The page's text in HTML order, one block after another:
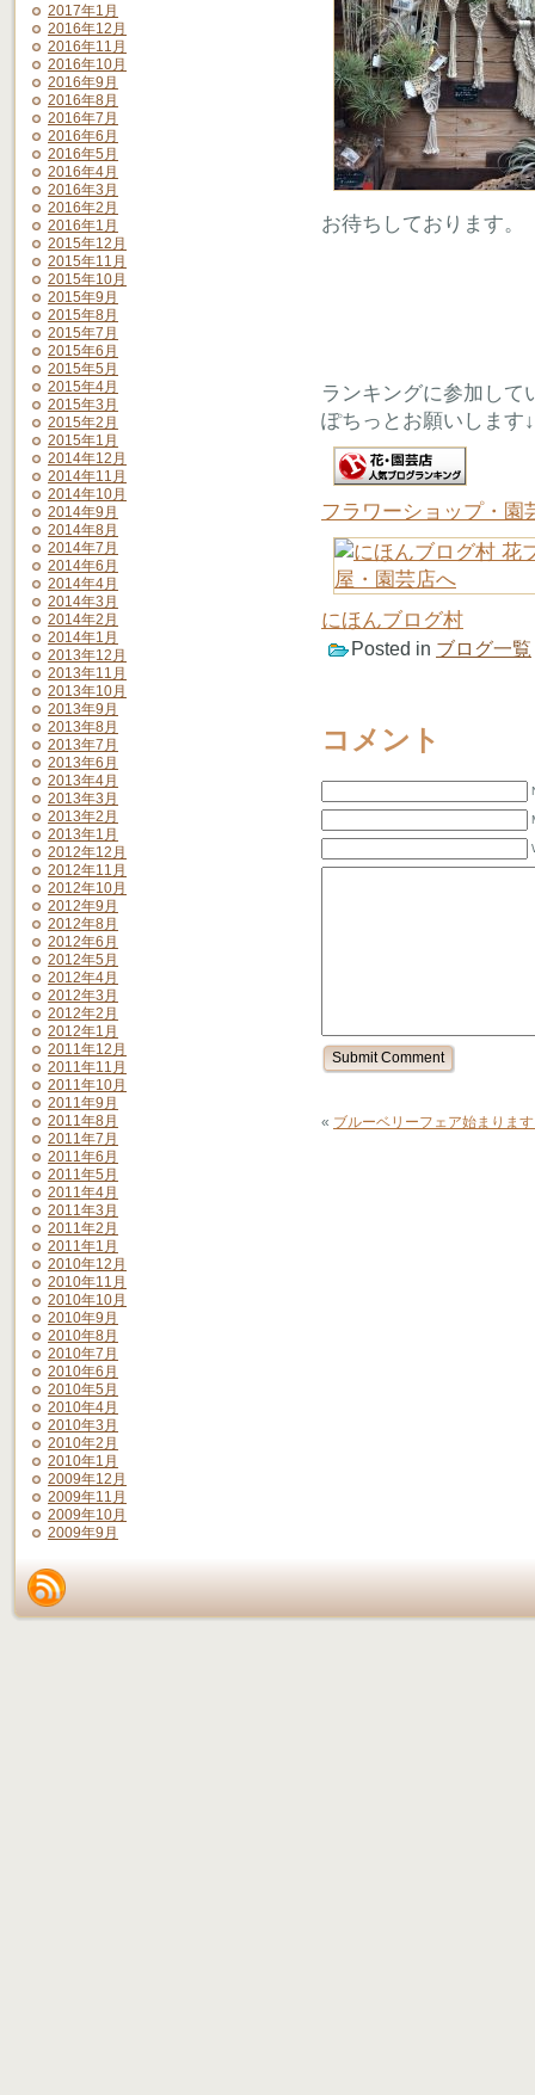
2017年1月
2016年12月
2016年11月
2016年10月
2016年9月
2016年8月
2016年7月
2016年6月
2016年5月
2016年4月
2016年3月
2016年2月
2016年1月
2015年12月
2015年11月
2015年10月
2015年9月
2015年8月
2015年7月
2015年6月
2015年5月
2015年4月
2015年3月
2015年2月
2015年1月
2014年12月
2014年11月
2014年10月
2014年9月
2014年8月
2014年7月
2014年6月
2014年4月
2014年3月
2014年2月
2014年1月
2013年12月
2013年11月
2013年10月
2013年9月
2013年8月
2013年7月
2013年6月
2013年4月
2013年3月
2013年2月
2013年1月
2012年12月
2012年11月
2012年10月
2012年9月
2012年8月
2012年6月
2012年5月
2012年4月
2012年3月
2012年2月
2012年1月
2011年12月
2011年11月
2011年10月
2011年9月
2011年8月
2011年7月
2011年6月
2011年5月
2011年4月
2011年3月
2011年2月
2011年1月
2010年12月
2010年11月
2010年10月
2010年9月
2010年8月
2010年7月
2010年6月
2010年5月
2010年4月
2010年3月
2010年2月
2010年1月
2009年12月
2009年11月
2009年10月
2009年9月
お待ちしております。
ランキングに参加して
ぽちっとお願いします↓
フラワーショップ・園
にほんブログ村
Posted in ブログ一覧
コメント
« ブルーベリーフェア始まりま